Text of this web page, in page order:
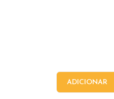
ADICIONAR